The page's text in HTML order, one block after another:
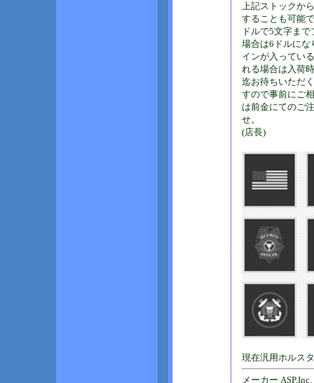
上記ストックか
することも可能
ドルで5文字ま
場合は6ドルにな
インが入ってい
れる場合は入荷
迄お待ちいただ
すので事前にご
は前金にてのご
せ。
(店長)
現在汎用ホルス
メーカー ASP,Inc.